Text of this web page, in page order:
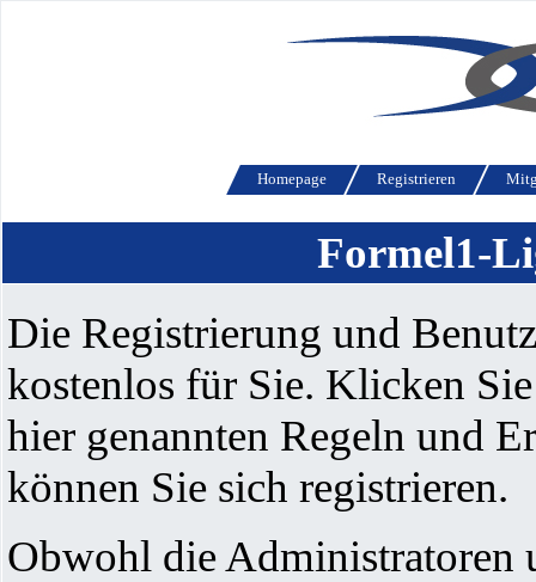
Homepage Registrieren
Formel1-
Die Registrierung und
kostenlos für Sie. Klicken
hier genannten Regeln und
können Sie sich registrieren.
Obwohl die Administratoren